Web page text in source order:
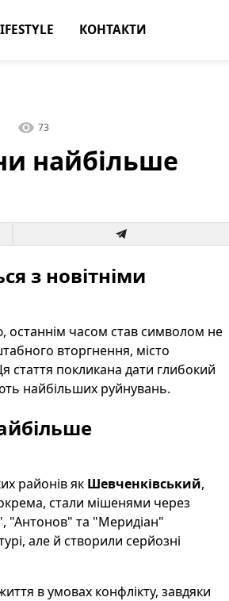
КОНТАКТИ
73
найбільше
з новітніми
останнім часом став символом не
вторгнення, місто
стаття покликана дати глибокий
найбільших руйнувань.
районів як Шевченківський,
стали мішенями через
"Антонов" та "Меридіан"
але й створили серйозні
в умовах конфлікту, завдяки